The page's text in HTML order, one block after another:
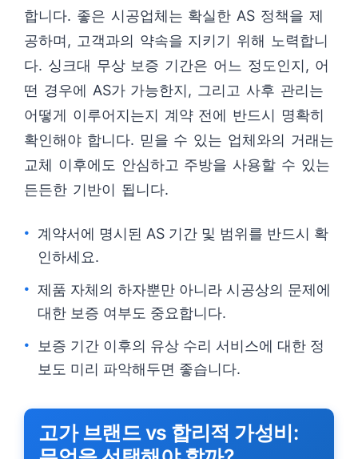
합니다. 좋은 시공업체는 확실한 AS 정책을 제
공하며, 고객과의 약속을 지키기 위해 노력합니
다. 싱크대 무상 보증 기간은 어느 정도인지, 어
떤 경우에 AS가 가능한지, 그리고 사후 관리는
어떻게 이루어지는지 계약 전에 반드시 명확히
확인해야 합니다. 믿을 수 있는 업체와의 거래는
교체 이후에도 안심하고 주방을 사용할 수 있는
든든한 기반이 됩니다.
계약서에 명시된 AS 기간 및 범위를 반드시 확
인하세요.
제품 자체의 하자뿐만 아니라 시공상의 문제에
대한 보증 여부도 중요합니다.
보증 기간 이후의 유상 수리 서비스에 대한 정
보도 미리 파악해두면 좋습니다.
고가 브랜드 vs 합리적 가성비: